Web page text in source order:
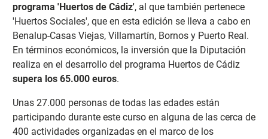
programa 'Huertos de Cádiz', al que también pertenece
'Huertos Sociales', que en esta edición se lleva a cabo en
Benalup-Casas Viejas, Villamartín, Bornos y Puerto Real.
En términos económicos, la inversión que la Diputación
realiza en el desarrollo del programa Huertos de Cádiz
supera los 65.000 euros.
Unas 27.000 personas de todas las edades están
participando durante este curso en alguna de las cerca de
400 actividades organizadas en el marco de los